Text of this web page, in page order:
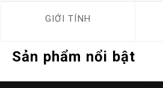
GIỚI TÍNH
Sản phẩm nổi bật